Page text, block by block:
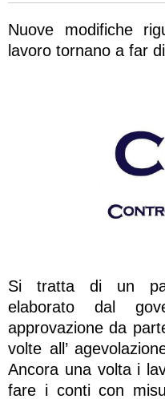
Nuove modifiche
lavoro tornano a far
Si tratta di un
elaborato dal
approvazione da
volte all’
Ancora una volta i
fare i conti con